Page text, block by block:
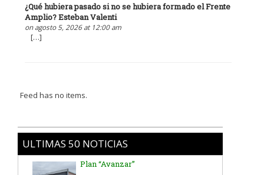
¿Qué hubiera pasado si no se hubiera formado el Frente
Amplio? Esteban Valenti
on agosto 5, 2026 at 12:00 am
[…]
Feed has no items.
ULTIMAS 50 NOTICIAS
Plan “Avanzar”
Programa de castraciones gratuitas